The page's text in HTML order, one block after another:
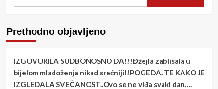
Prethodno objavljeno
IZGOVORILA SUDBONOSNO DA!!!Đžejla zablisala u
bijelom mladoženja nikad srećniji!!POGEDAJTE KAKO JE
IZGLEDALA SVEČANOST..Ovo se ne viđa svaki dan….